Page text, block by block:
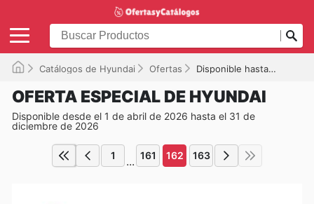
Catálogos de Hyundai Ofertas Disponible hasta el 31/12/2026
OFERTA ESPECIAL DE HYUNDAI
Disponible desde el 1 de abril de 2026 hasta el 31 de
diciembre de 2026
1 ... 161 162 163